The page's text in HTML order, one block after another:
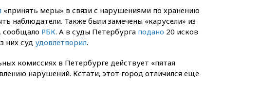
арестом Rolls-Royce блогера
Лерчек
11:07
При столкновении
Движение по трассе
«Новороссия» восстановлено
«принять меры» в связи с нарушениями по хранению
наблюдатели. Также были замечены «карусели» из
сообщало РБК. А в суды Петербурга подано 20 исков
них суд удовлетворил.
комиссиях в Петербурге действует «пятая
нарушений. Кстати, этот город отличился еще